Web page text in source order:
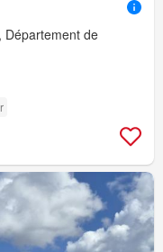
Département de